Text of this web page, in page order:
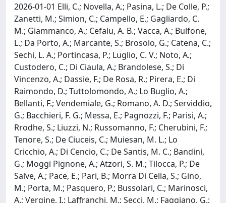
2026-01-01 Elli, C.; Novella, A.; Pasina, L.; De Colle, P.;
Zanetti, M.; Simion, C.; Campello, E.; Gagliardo, C.
M.; Giammanco, A.; Cefalu, A. B.; Vacca, A.; Bulfone,
L.; Da Porto, A.; Marcante, S.; Brosolo, G.; Catena, C.;
Sechi, L. A.; Portincasa, P.; Luglio, C. V.; Noto, A.;
Custodero, C.; Di Ciaula, A.; Brandolese, S.; Di
Vincenzo, A.; Dassie, F.; De Rosa, R.; Pirera, E.; Di
Raimondo, D.; Tuttolomondo, A.; Lo Buglio, A.;
Bellanti, F.; Vendemiale, G.; Romano, A. D.; Serviddio,
G.; Bacchieri, F. G.; Messa, E.; Pagnozzi, F.; Parisi, A.;
Rrodhe, S.; Liuzzi, N.; Russomanno, F.; Cherubini, F.;
Tenore, S.; De Ciuceis, C.; Muiesan, M. L.; Lo
Cricchio, A.; Di Cencio, C.; De Santis, M. C.; Bandini,
G.; Moggi Pignone, A.; Atzori, S. M.; Tilocca, P.; De
Salve, A.; Pace, E.; Pari, B.; Morra Di Cella, S.; Gino,
M.; Porta, M.; Pasquero, P.; Bussolari, C.; Marinosci,
A.; Vergine, I.; Laffranchi, M.; Secci, M.; Faggiano, G.;